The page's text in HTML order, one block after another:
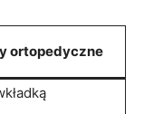
ortopedyczne